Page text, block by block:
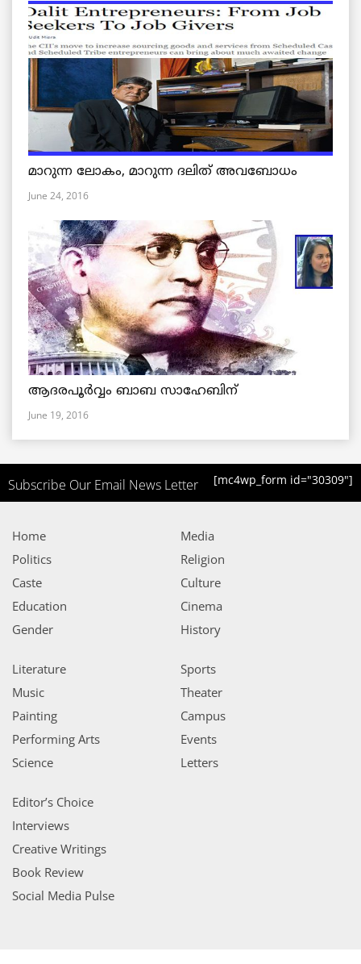
മാറുന്ന ലോകം, മാറുന്ന ദലിത് അവബോധം
June 24, 2016
ആദരപൂര്‍വ്വം ബാബ സാഹേബിന്
June 19, 2016
Subscribe Our Email News Letter [mc4wp_form id="30309"]
Home
Politics
Caste
Education
Gender
Media
Religion
Culture
Cinema
History
Literature
Music
Painting
Performing Arts
Science
Sports
Theater
Campus
Events
Letters
Editor’s Choice
Interviews
Creative Writings
Book Review
Social Media Pulse